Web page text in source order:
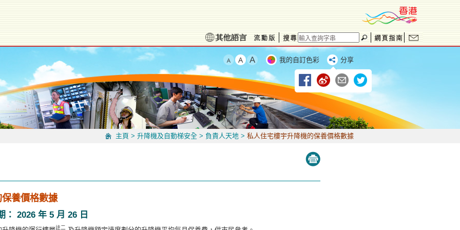
我的自訂色彩 分享
主頁 > 升降機及自動梯安全 > 負責人天地 > 私人住宅樓宇升降機的保養價格數據
養價格數據
： 2026 年 5 月 26 日
註二